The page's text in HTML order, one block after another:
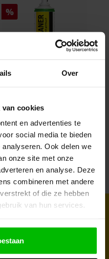
Over
van cookies
en advertenties te
social media te bieden
Ook delen we
onze site met onze
en analyse. Deze
combineren met andere
of die ze hebben
van hun services.
%
Combicleaner 500ml
€ 5,95
€ 4,95 In winkelwagen
promotions
and discover our latest